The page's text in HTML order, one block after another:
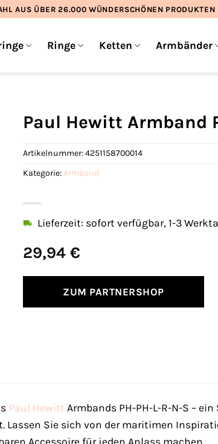
AUS ÜBER 26.000 WÜNDERSCHÖNEN PRODUKTEN
Ringe Ketten Armbänder
Paul Hewitt Armband
29,94 €
Lieferzeit: sofort verfügbar, 1-3
ZUM PARTNERSHOP
Artikelnummer:4251158700014
Kategorie:Armband
Paul Hewitt Armbands PH-PH-L-R-N-S –
Lassen Sie sich von der maritimen